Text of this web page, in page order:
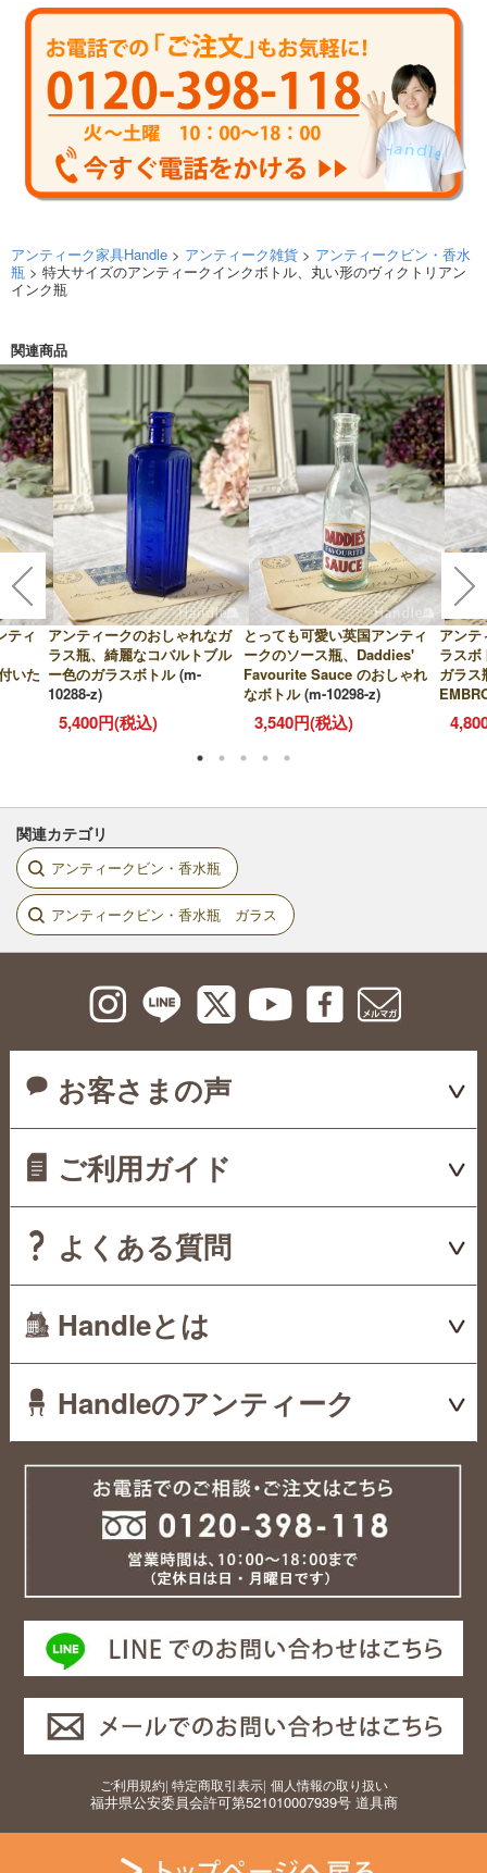
アンティーク家具Handle > アンティーク雑貨 > アンティークビン・香水
瓶 > 特大サイズのアンティークインクボトル、丸い形のヴィクトリアン
インク瓶
関連商品
ティ
いた
アンティークのおしゃれなガ
ラス瓶、綺麗なコバルトブル
ー色のガラスボトル (m-
10288-z)
5,400円(税込)
とっても可愛い英国アンティ
ークのソース瓶、Daddies'
Favourite Sauce のおしゃれ
なボトル (m-10298-z)
3,540円(税込)
アンテ
ラスボ
ガラ
関連カテゴリ
アンティークビン・香水瓶
アンティークビン・香水瓶 ガラス
お客さまの声
ご利用ガイド
よくある質問
Handleとは
Handleのアンティーク
ご利用規約| 特定商取引表示| 個人情報の取り扱い
福井県公安委員会許可第521010007939号 道具商